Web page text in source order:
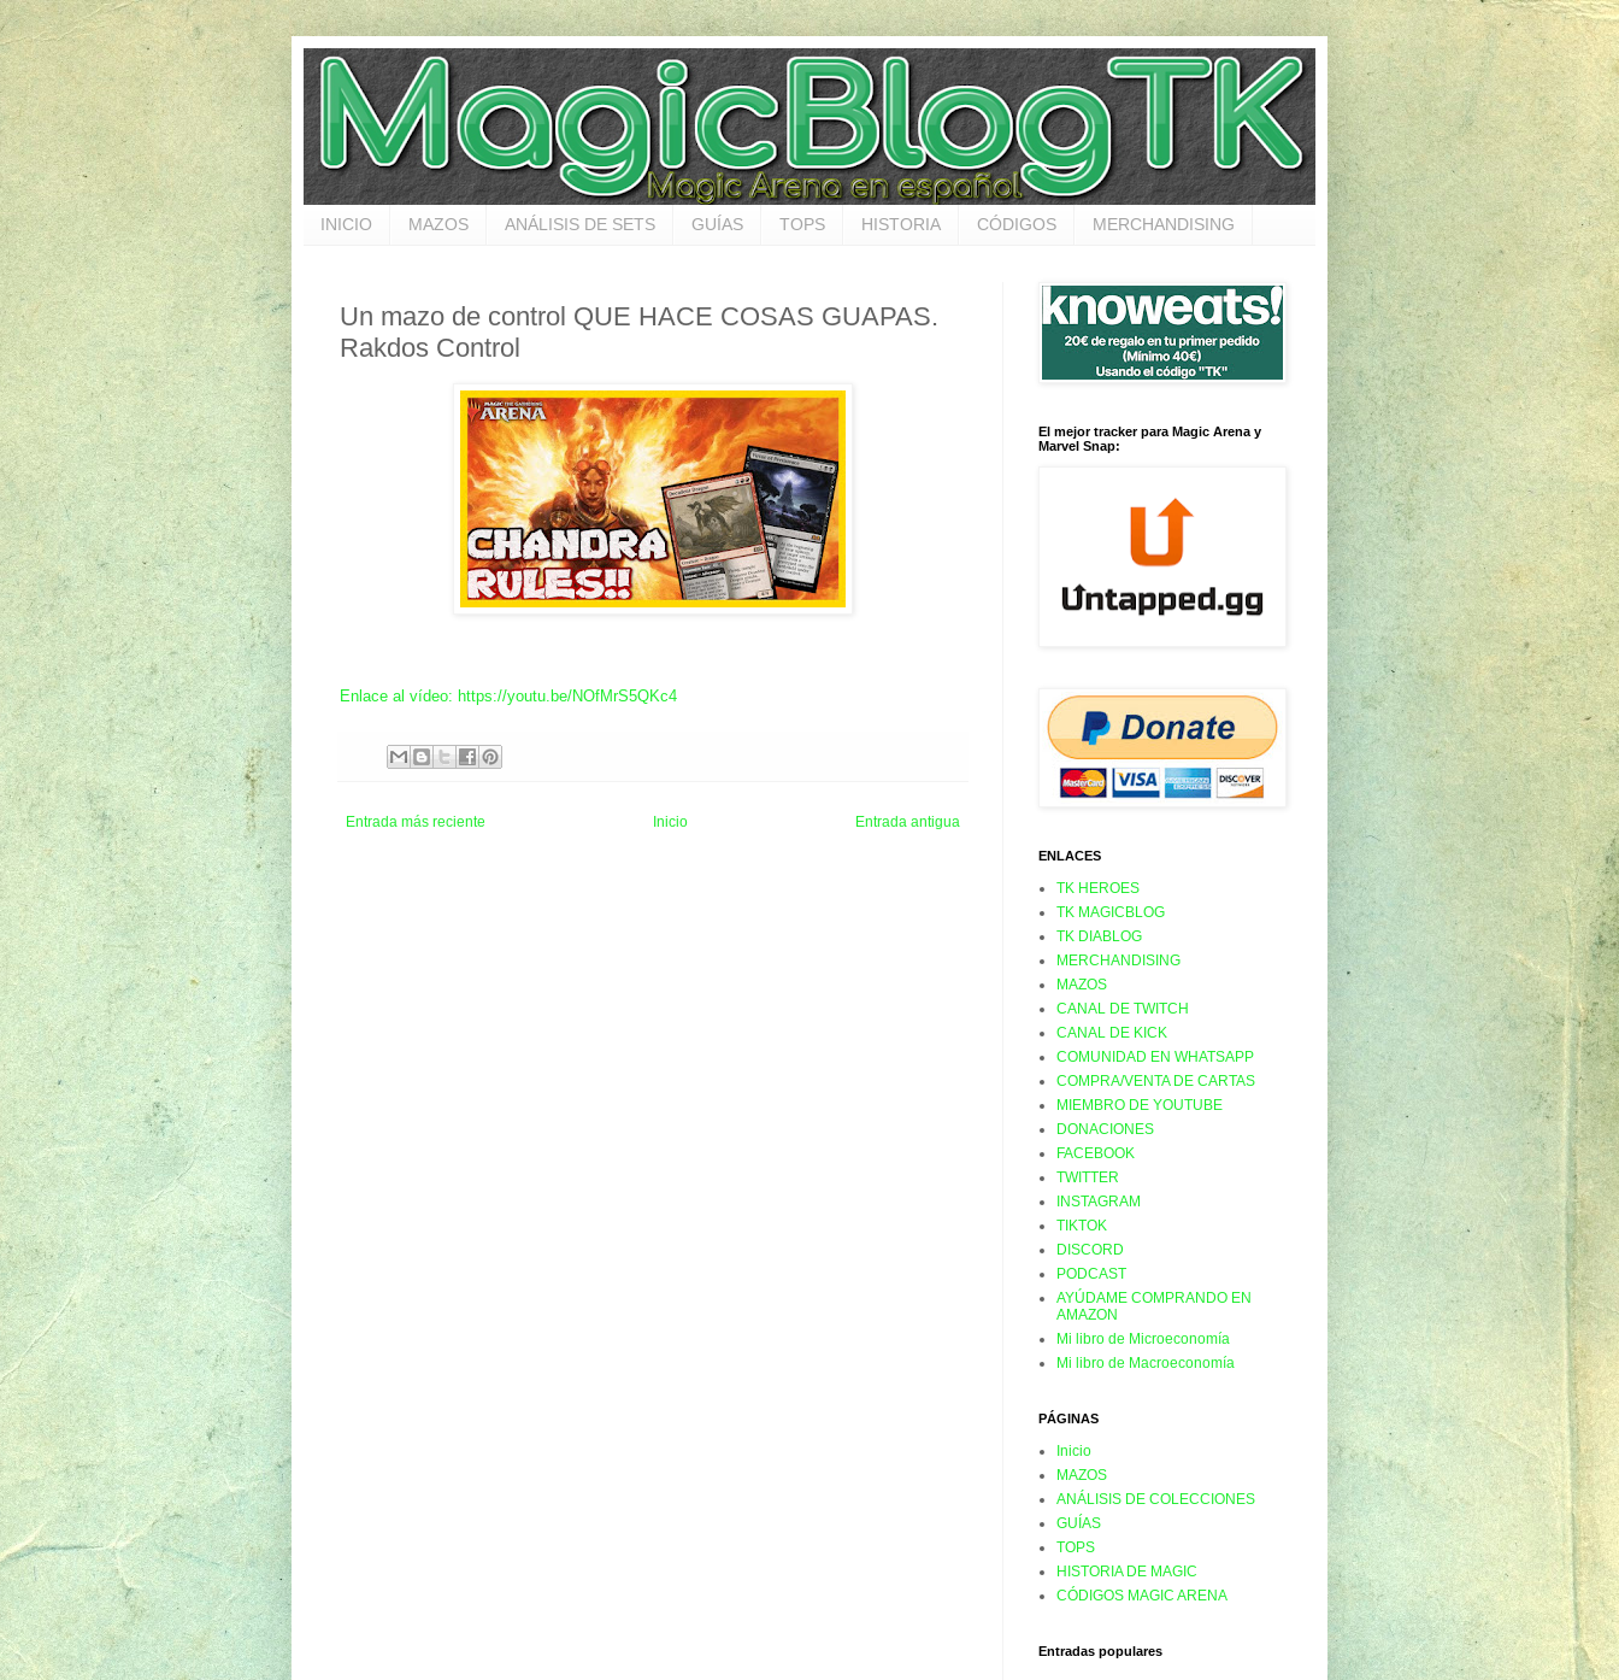
INICIO MAZOS ANÁLISIS DE SETS GUÍAS TOPS HISTORIA CÓDIGOS MERCHANDISING
Un mazo de control QUE HACE COSAS GUAPAS.
Rakdos Control
Enlace al vídeo: https://youtu.be/NOfMrS5QKc4
Entrada más reciente Entrada antigua
Inicio
El mejor tracker para Magic Arena y
Marvel Snap:
ENLACES
TK HEROES
TK MAGICBLOG
TK DIABLOG
MERCHANDISING
MAZOS
CANAL DE TWITCH
CANAL DE KICK
COMUNIDAD EN WHATSAPP
COMPRA/VENTA DE CARTAS
MIEMBRO DE YOUTUBE
DONACIONES
FACEBOOK
TWITTER
INSTAGRAM
TIKTOK
DISCORD
PODCAST
AYÚDAME COMPRANDO EN
AMAZON
Mi libro de Microeconomía
Mi libro de Macroeconomía
PÁGINAS
Inicio
MAZOS
ANÁLISIS DE COLECCIONES
GUÍAS
TOPS
HISTORIA DE MAGIC
CÓDIGOS MAGIC ARENA
Entradas populares